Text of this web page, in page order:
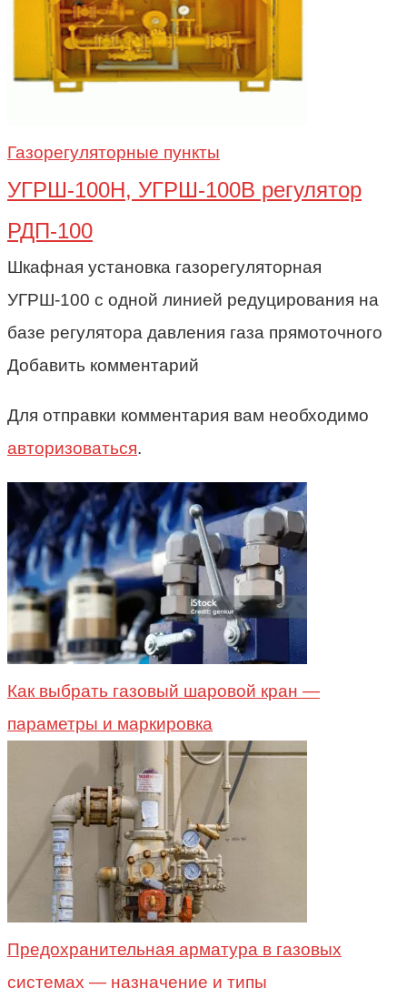
Газорегуляторные пункты
УГРШ-100Н, УГРШ-100В регулятор
РДП-100
Шкафная установка газорегуляторная
УГРШ-100 с одной линией редуцирования на
базе регулятора давления газа прямоточного
Добавить комментарий
Для отправки комментария вам необходимо
авторизоваться.
Как выбрать газовый шаровой кран —
параметры и маркировка
Предохранительная арматура в газовых
системах — назначение и типы